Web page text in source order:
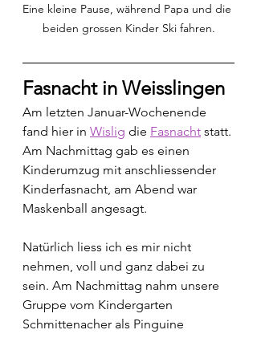
Eine kleine Pause, während Papa und die
beiden grossen Kinder Ski fahren.
Fasnacht in Weisslingen
Am letzten Januar-Wochenende
fand hier in Wislig die Fasnacht statt.
Am Nachmittag gab es einen
Kinderumzug mit anschliessender
Kinderfasnacht, am Abend war
Maskenball angesagt.
Natürlich liess ich es mir nicht
nehmen, voll und ganz dabei zu
sein. Am Nachmittag nahm unsere
Gruppe vom Kindergarten
Schmittenacher als Pinguine